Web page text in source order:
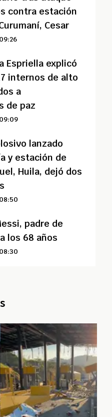
contra estación
Cesar
Espriella explicó
internos de alto
a
de paz
lanzado
y estación de
Huila, dejó dos
padre de
los 68 años